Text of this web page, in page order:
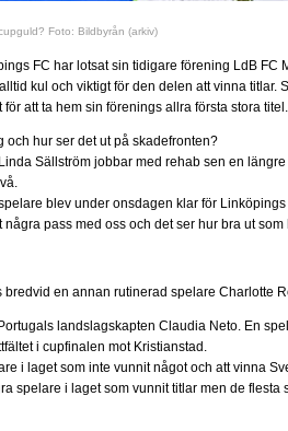
Foto: Bildbyrån (arkiv)
FC har lotsat sin tidigare förening LdB
kul och viktigt för den delen att vinna
att ta hem sin förenings allra första stora titel.
och hur ser det ut på skadefronten?
Sällström jobbar med rehab sen en
blev under onsdagen klar för
pass med oss och det ser hur bra ut
bredvid en annan rutinerad spelare Charlotte
landslagskapten Claudia Neto. En
i cupfinalen mot Kristianstad.
i laget som inte vunnit något och att vinna
spelare i laget som vunnit titlar men de